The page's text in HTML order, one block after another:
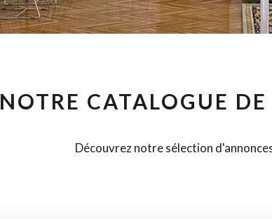
NOTRE CATALOGUE
Découvrez notre sélection